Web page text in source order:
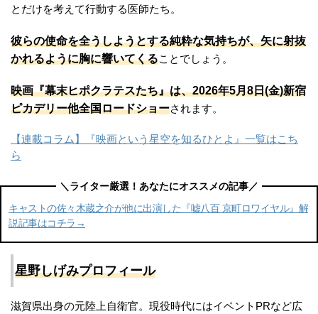
とだけを考えて行動する医師たち。
彼らの使命を全うしようとする純粋な気持ちが、矢に射抜
かれるように胸に響いてくることでしょう。
映画『幕末ヒポクラテスたち』は、2026年5月8日(金)新宿
ピカデリー他全国ロードショーされます。
【連載コラム】『映画という星空を知るひとよ』一覧はこち
ら
キャストの佐々木蔵之介が他に出演した『嘘八百 京町ロワイヤル』解
説記事はコチラ→
星野しげみプロフィール
滋賀県出身の元陸上自衛官。現役時代にはイベントPRなど広